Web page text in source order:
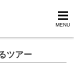
MENU
ツアー